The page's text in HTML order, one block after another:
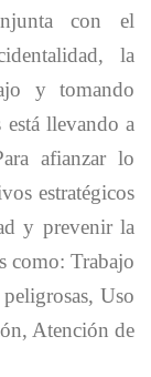
con el
la
y tomando
llevando a
afianzar lo
estratégicos
y prevenir la
como: Trabajo
Uso
Atención de